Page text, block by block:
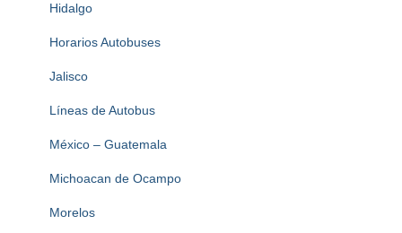
Hidalgo
Horarios Autobuses
Jalisco
Líneas de Autobus
México – Guatemala
Michoacan de Ocampo
Morelos